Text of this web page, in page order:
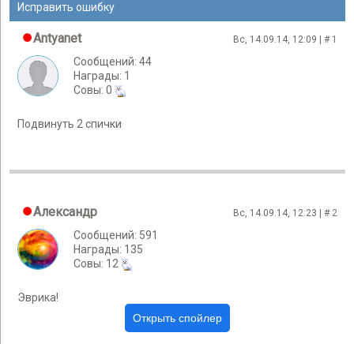
Исправить ошибку
Antyanet Вс, 14.09.14, 12:09 | # 1
Сообщений: 44
Награды: 1
Cовы: 0
Подвинуть 2 спички
Александр Вс, 14.09.14, 12:23 | # 2
Сообщений: 591
Награды: 135
Cовы: 12
Эврика!